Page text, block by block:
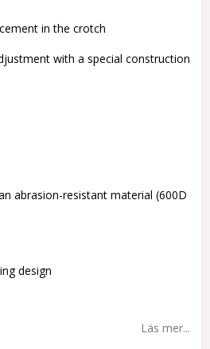
in the crotch
with a special construction
abrasion-resistant material (600D
design
Läs mer...